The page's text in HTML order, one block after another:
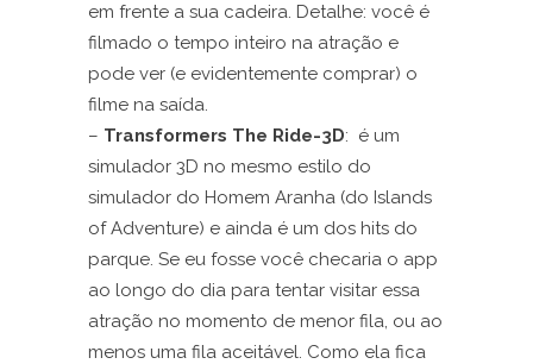
em frente a sua cadeira. Detalhe: você é
filmado o tempo inteiro na atração e
pode ver (e evidentemente comprar) o
filme na saída.
– Transformers The Ride-3D: é um
simulador 3D no mesmo estilo do
simulador do Homem Aranha (do Islands
of Adventure) e ainda é um dos hits do
parque. Se eu fosse você checaria o app
ao longo do dia para tentar visitar essa
atração no momento de menor fila, ou ao
menos uma fila aceitável. Como ela fica